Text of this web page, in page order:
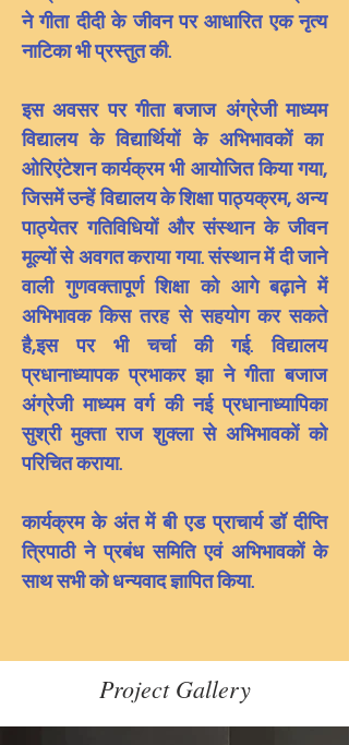
ने गीता दीदी के जीवन पर आधारित एक नृत्य
नाटिका भी प्रस्तुत की.
इस अवसर पर गीता बजाज अंग्रेजी माध्यम
विद्यालय के विद्यार्थियों के अभिभावकों का
ओरिएंटेशन कार्यक्रम भी आयोजित किया गया,
जिसमें उन्हें विद्यालय के शिक्षा पाठ्यक्रम, अन्य
पाठ्येतर गतिविधियों और संस्थान के जीवन
मूल्यों से अवगत कराया गया. संस्थान में दी जाने
वाली गुणवक्तापूर्ण शिक्षा को आगे बढ़ाने में
अभिभावक किस तरह से सहयोग कर सकते
है,इस पर भी चर्चा की गई. विद्यालय
प्रधानाध्यापक प्रभाकर झा ने गीता बजाज
अंग्रेजी माध्यम वर्ग की नई प्रधानाध्यापिका
सुश्री मुक्ता राज शुक्ला से अभिभावकों को
परिचित कराया.
कार्यक्रम के अंत में बी एड प्राचार्य डॉ दीप्ति
त्रिपाठी ने प्रबंध समिति एवं अभिभावकों के
साथ सभी को धन्यवाद ज्ञापित किया.
Project Gallery